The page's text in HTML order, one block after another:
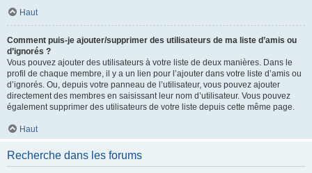
Haut
Comment puis-je ajouter/supprimer des utilisateurs de ma liste d’amis ou
d’ignorés ?
Vous pouvez ajouter des utilisateurs à votre liste de deux manières. Dans le
profil de chaque membre, il y a un lien pour l’ajouter dans votre liste d’amis ou
d’ignorés. Ou, depuis votre panneau de l’utilisateur, vous pouvez ajouter
directement des membres en saisissant leur nom d’utilisateur. Vous pouvez
également supprimer des utilisateurs de votre liste depuis cette même page.
Haut
Recherche dans les forums